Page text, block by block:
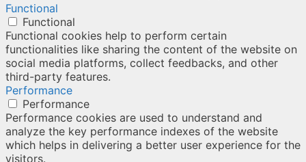
Functional
Functional
Functional cookies help to perform certain
functionalities like sharing the content of the website on
social media platforms, collect feedbacks, and other
third-party features.
Performance
Performance
Performance cookies are used to understand and
analyze the key performance indexes of the website
which helps in delivering a better user experience for the
visitors.